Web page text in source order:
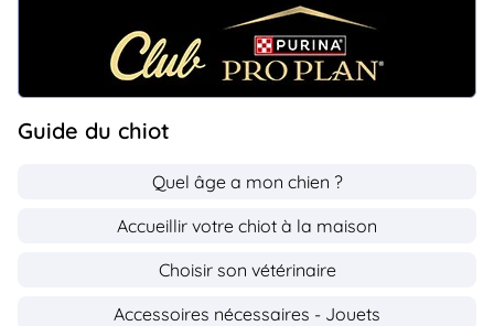
Guide du chiot
Quel âge a mon chien ?
Accueillir votre chiot à la maison
Choisir son vétérinaire
Accessoires nécessaires - Jouets